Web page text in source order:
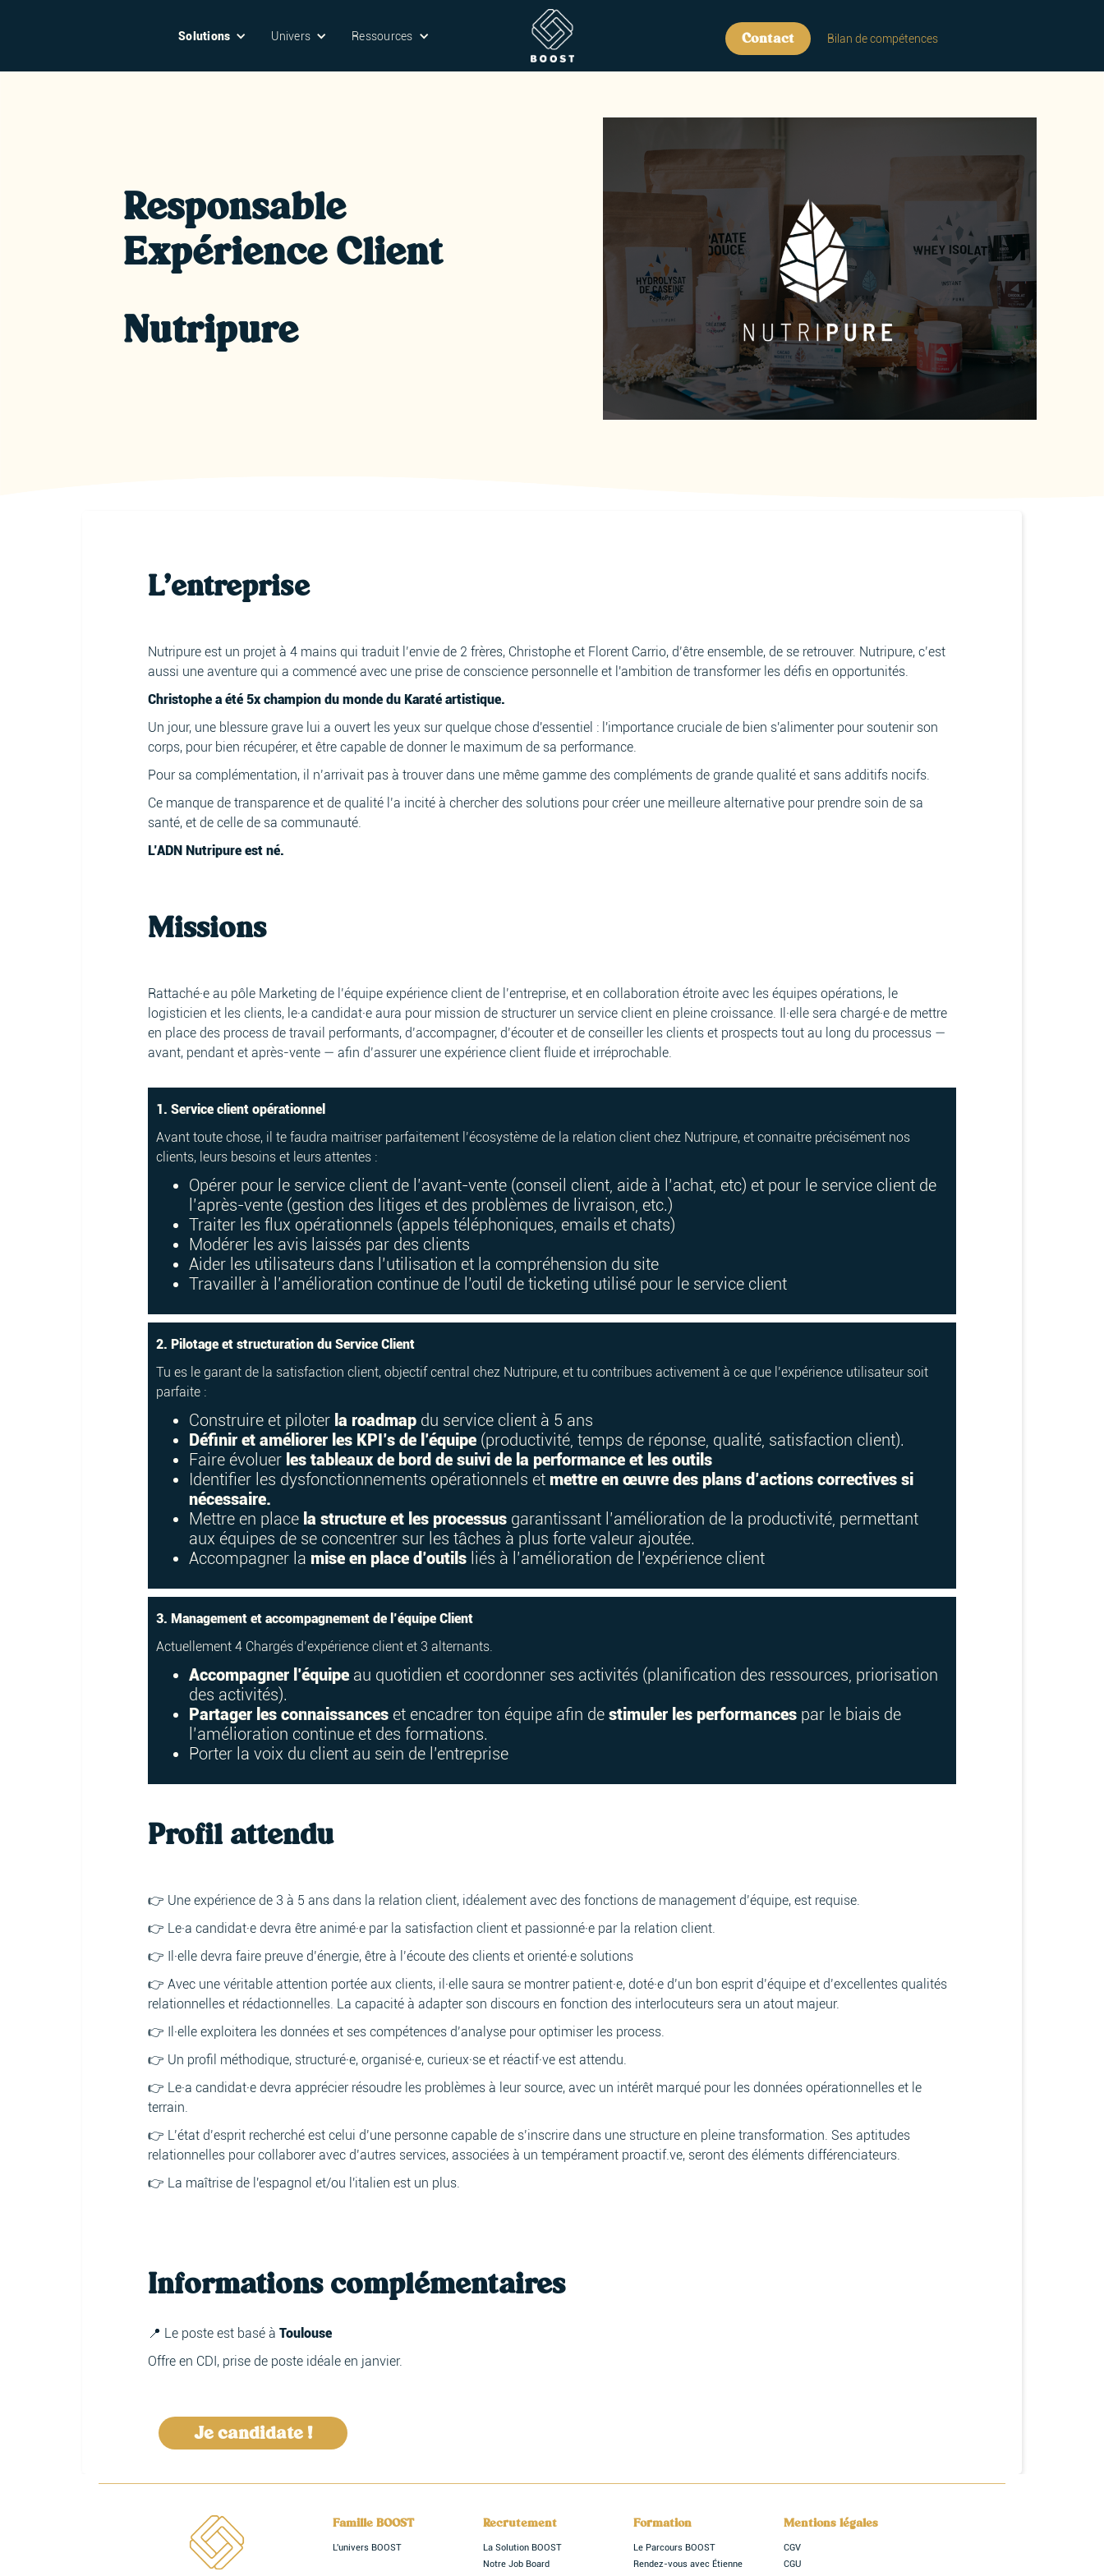
Solutions Univers Ressources Contact Bilan de compétences
Responsable
Expérience Client
Nutripure
L'entreprise
Nutripure est un projet à 4 mains qui traduit l’envie de 2 frères, Christophe et Florent Carrio, d’être ensemble, de se retrouver. Nutripure, c’est
aussi une aventure qui a commencé avec une prise de conscience personnelle et l'ambition de transformer les défis en opportunités.
Christophe a été 5x champion du monde du Karaté artistique.
Un jour, une blessure grave lui a ouvert les yeux sur quelque chose d'essentiel : l'importance cruciale de bien s'alimenter pour soutenir son
corps, pour bien récupérer, et être capable de donner le maximum de sa performance.
Pour sa complémentation, il n’arrivait pas à trouver dans une même gamme des compléments de grande qualité et sans additifs nocifs.
Ce manque de transparence et de qualité l’a incité à chercher des solutions pour créer une meilleure alternative pour prendre soin de sa
santé, et de celle de sa communauté.
L’ADN Nutripure est né.
Missions
Rattaché·e au pôle Marketing de l’équipe expérience client de l’entreprise, et en collaboration étroite avec les équipes opérations, le
logisticien et les clients, le·a candidat·e aura pour mission de structurer un service client en pleine croissance. Il·elle sera chargé·e de mettre
en place des process de travail performants, d’accompagner, d’écouter et de conseiller les clients et prospects tout au long du processus —
avant, pendant et après-vente — afin d’assurer une expérience client fluide et irréprochable.
1. Service client opérationnel
Avant toute chose, il te faudra maitriser parfaitement l’écosystème de la relation client chez Nutripure, et connaitre précisément nos
clients, leurs besoins et leurs attentes :
Opérer pour le service client de l’avant-vente (conseil client, aide à l’achat, etc) et pour le service client de
l’après-vente (gestion des litiges et des problèmes de livraison, etc.)
Traiter les flux opérationnels (appels téléphoniques, emails et chats)
Modérer les avis laissés par des clients
Aider les utilisateurs dans l’utilisation et la compréhension du site
Travailler à l’amélioration continue de l’outil de ticketing utilisé pour le service client
2. Pilotage et structuration du Service Client
Tu es le garant de la satisfaction client, objectif central chez Nutripure, et tu contribues activement à ce que l’expérience utilisateur soit
parfaite :
Construire et piloter la roadmap du service client à 5 ans
Définir et améliorer les KPI’s de l’équipe (productivité, temps de réponse, qualité, satisfaction client).
Faire évoluer les tableaux de bord de suivi de la performance et les outils
Identifier les dysfonctionnements opérationnels et mettre en œuvre des plans d’actions correctives si
nécessaire.
Mettre en place la structure et les processus garantissant l’amélioration de la productivité, permettant
aux équipes de se concentrer sur les tâches à plus forte valeur ajoutée.
Accompagner la mise en place d’outils liés à l’amélioration de l’expérience client
3. Management et accompagnement de l’équipe Client
Actuellement 4 Chargés d’expérience client et 3 alternants.
Accompagner l’équipe au quotidien et coordonner ses activités (planification des ressources, priorisation
des activités).
Partager les connaissances et encadrer ton équipe afin de stimuler les performances par le biais de
l’amélioration continue et des formations.
Porter la voix du client au sein de l’entreprise
Profil attendu
👉 Une expérience de 3 à 5 ans dans la relation client, idéalement avec des fonctions de management d’équipe, est requise.
👉 Le·a candidat·e devra être animé·e par la satisfaction client et passionné·e par la relation client.
👉 Il·elle devra faire preuve d’énergie, être à l’écoute des clients et orienté·e solutions
👉 Avec une véritable attention portée aux clients, il·elle saura se montrer patient·e, doté·e d’un bon esprit d’équipe et d’excellentes qualités
relationnelles et rédactionnelles. La capacité à adapter son discours en fonction des interlocuteurs sera un atout majeur.
👉 Il·elle exploitera les données et ses compétences d’analyse pour optimiser les process.
👉 Un profil méthodique, structuré·e, organisé·e, curieux·se et réactif·ve est attendu.
👉 Le·a candidat·e devra apprécier résoudre les problèmes à leur source, avec un intérêt marqué pour les données opérationnelles et le
terrain.
👉 L’état d’esprit recherché est celui d’une personne capable de s’inscrire dans une structure en pleine transformation. Ses aptitudes
relationnelles pour collaborer avec d’autres services, associées à un tempérament proactif.ve, seront des éléments différenciateurs.
👉 La maîtrise de l'espagnol et/ou l'italien est un plus.
Informations complémentaires
📍 Le poste est basé à Toulouse
Offre en CDI, prise de poste idéale en janvier.
Je candidate !
Famille BOOST
L'univers BOOST
Recrutement
La Solution BOOST
Notre Job Board
Formation
Le Parcours BOOST
Rendez-vous avec Étienne
Mentions légales
CGV
CGU